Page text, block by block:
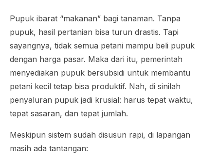
Pupuk ibarat “makanan” bagi tanaman. Tanpa
pupuk, hasil pertanian bisa turun drastis. Tapi
sayangnya, tidak semua petani mampu beli pupuk
dengan harga pasar. Maka dari itu, pemerintah
menyediakan pupuk bersubsidi untuk membantu
petani kecil tetap bisa produktif. Nah, di sinilah
penyaluran pupuk jadi krusial: harus tepat waktu,
tepat sasaran, dan tepat jumlah.
Meskipun sistem sudah disusun rapi, di lapangan
masih ada tantangan: